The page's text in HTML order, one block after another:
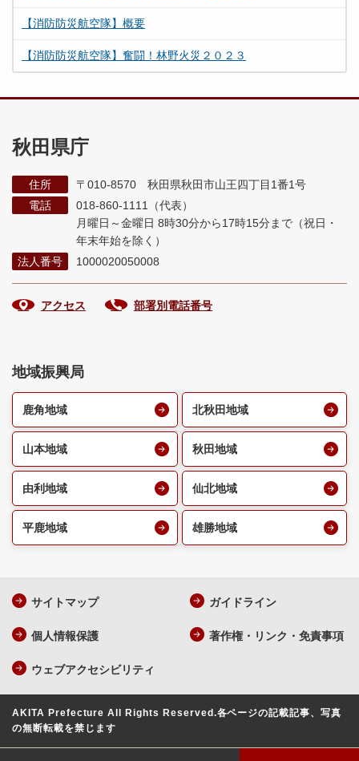
【消防防災航空隊】概要
【消防防災航空隊】奮闘！林野火災２０２３
秋田県庁
住所
〒010-8570 秋田県秋田市山王四丁目1番1号
電話
018-860-1111（代表）
月曜日～金曜日 8時30分から17時15分まで （祝日・
年末年始を除く）
法人番号
1000020050008
アクセス 部署別電話番号
地域振興局
鹿角地域 北秋田地域
山本地域 秋田地域
由利地域 仙北地域
平鹿地域 雄勝地域
サイトマップ ガイドライン
個人情報保護 著作権・リンク・免責事項
ウェブアクセシビリティ
AKITA Prefecture All Rights Reserved.各ページの記載記事、写真
の無断転載を禁じます